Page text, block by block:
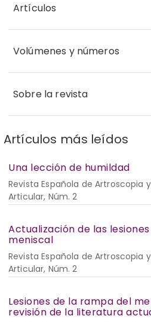
Artículos
Volúmenes y números
Sobre la revista
Artículos más leídos
Una lección de humildad
Revista Española de Artroscopia
Articular, Núm. 2
Actualización de las
meniscal
Revista Española de Artroscopia
Articular, Núm. 2
Lesiones de la rampa del
revisión de la literatura